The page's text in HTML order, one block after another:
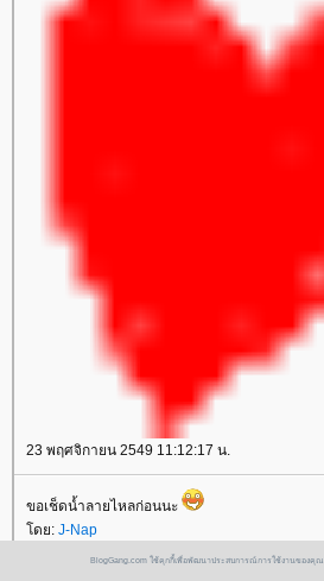
23 พฤศจิกายน 2549 11:12:17 น.
ขอเช็ดน้ำลายไหลก่อนนะ
ดย: J-Nap
BlogGang.com ใช้คุกกี้เพื่อพัฒนาประสบการณ์การใช้งานของคุณ